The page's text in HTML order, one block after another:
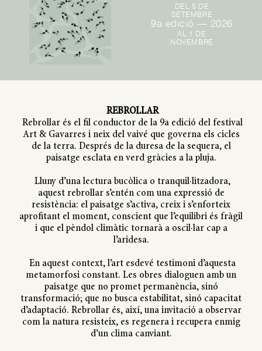
DEL 5 DE
SETEMBRE
9a edició — 2026
AL 1 DE
NOVEMBRE
REBROLLAR
Rebrollar és el fil conductor de la 9a edició del festival
Art & Gavarres i neix del vaivé que governa els cicles
de la terra. Després de la duresa de la sequera, el
paisatge esclata en verd gràcies a la pluja.
Lluny d’una lectura bucòlica o tranquil·litzadora,
aquest rebrollar s’entén com una expressió de
resistència: el paisatge s’activa, creix i s’enforteix
aprofitant el moment, conscient que l’equilibri és fràgil
i que el pèndol climàtic tornarà a oscil·lar cap a
l’aridesa.
En aquest context, l’art esdevé testimoni d’aquesta
metamorfosi constant. Les obres dialoguen amb un
paisatge que no promet permanència, sinó
transformació; que no busca estabilitat, sinó capacitat
d’adaptació. Rebrollar és, així, una invitació a observar
com la natura resisteix, es regenera i recupera enmig
d’un clima canviant.